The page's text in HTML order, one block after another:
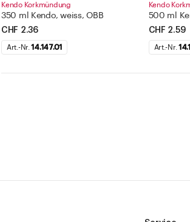
Kendo Korkmündung
350 ml Kendo, weiss, OBB
CHF 2.36
Art.-Nr.14.147.01
Kendo
500 ml
CHF 2.59
Art.-Nr.